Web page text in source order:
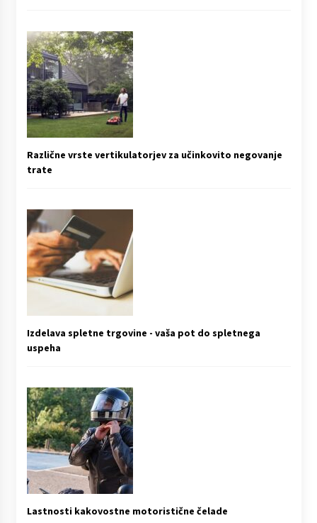
Različne vrste vertikulatorjev za učinkovito negovanje
trate
Izdelava spletne trgovine - vaša pot do spletnega
uspeha
Lastnosti kakovostne motoristične čelade